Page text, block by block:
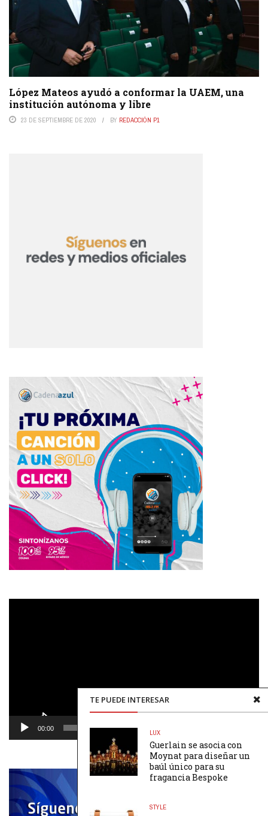
López Mateos ayudó a conformar la UAEM, una
institución autónoma y libre
23 DE SEPTIEMBRE DE 2020 BY REDACCIÓN P1
TE PUEDE INTERESAR
LUX
Guerlain se asocia con
Moynat para diseñar un
baúl único para su
fragancia Bespoke
STYLE
00:00